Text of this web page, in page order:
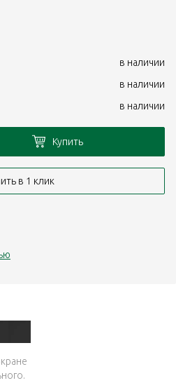
в наличии
в наличии
в наличии
Купить
в 1 клик